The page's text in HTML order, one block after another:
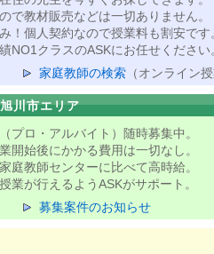
で教材販売などは一切ありません。
！個人契約なので授業料も割安です
NO1クラスのASKにお任せください
家庭教師の検索 （オンライン
川市エリア
プロ・アルバイト）随時募集中。
開始後にかかる費用は一切なし。
庭教師センターに比べて高時給。
業が行えるようASKがサポート。
募集案件のお知らせ